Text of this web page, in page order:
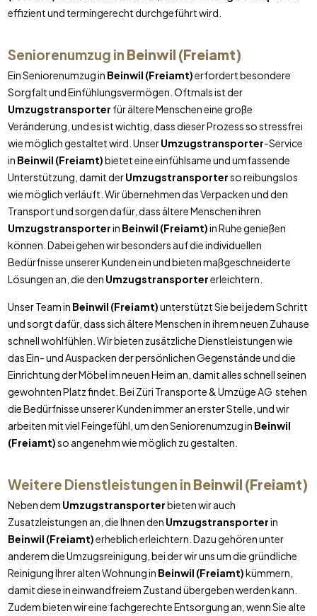
effizient und termingerecht durchgeführt wird.
Seniorenumzug in Beinwil (Freiamt)
Ein Seniorenumzug in Beinwil (Freiamt)erfordert besondere
Sorgfalt und Einfühlungsvermögen. Oftmals ist der
Umzugstransporter für ältere Menschen eine große
Veränderung, und es ist wichtig, dass dieser Prozess so stressfrei
wie möglich gestaltet wird. UnserUmzugstransporter-Service
in Beinwil (Freiamt)bietet eine einfühlsame und umfassende
Unterstützung, damit derUmzugstransporterso reibungslos
wie möglich verläuft. Wir übernehmen das Verpacken und den
Transport und sorgen dafür, dass ältere Menschen ihren
Umzugstransporterin Beinwil (Freiamt)in Ruhe genießen
können. Dabei gehen wir besonders auf die individuellen
Bedürfnisse unserer Kunden ein und bieten maßgeschneiderte
Lösungen an, die den Umzugstransportererleichtern.
Unser Team in Beinwil (Freiamt)unterstützt Sie bei jedem Schritt
und sorgt dafür, dass sich ältere Menschen in ihrem neuen Zuhause
schnell wohlfühlen. Wir bieten zusätzliche Dienstleistungen wie
das Ein- und Auspacken der persönlichen Gegenstände und die
Einrichtung der Möbel im neuen Heim an, damit alles schnell seinen
gewohnten Platz findet. Bei Züri Transporte & Umzüge AG stehen
die Bedürfnisse unserer Kunden immer an erster Stelle, und wir
arbeiten mit viel Feingefühl, um den Seniorenumzug in Beinwil
(Freiamt)so angenehm wie möglich zu gestalten.
Weitere Dienstleistungen in Beinwil (Freiamt)
Neben dem Umzugstransporterbieten wir auch
Zusatzleistungen an, die Ihnen den Umzugstransporterin
Beinwil (Freiamt)erheblich erleichtern. Dazu gehören unter
anderem die Umzugsreinigung, bei der wir uns um die gründliche
Reinigung Ihrer alten Wohnung in Beinwil (Freiamt)kümmern,
damit diese in einwandfreiem Zustand übergeben werden kann.
Zudem bieten wir eine fachgerechte Entsorgung an, wenn Sie alte